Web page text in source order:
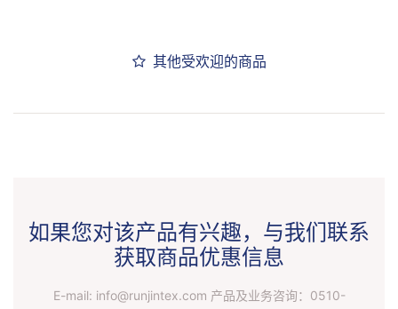
其他受欢迎的商品
如果您对该产品有兴趣，与我们联系
获取商品优惠信息
E-mail: info@runjintex.com 产品及业务咨询： 0510-